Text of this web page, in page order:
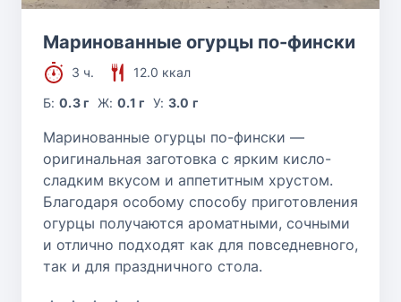
Маринованные огурцы по-фински
3 ч.
12.0 ккал
Б:0.3 г Ж: 0.1 г У: 3.0 г
Маринованные огурцы по-фински —
оригинальная заготовка с ярким кисло-
сладким вкусом и аппетитным хрустом.
Благодаря особому способу приготовления
огурцы получаются ароматными, сочными
и отлично подходят как для повседневного,
так и для праздничного стола.